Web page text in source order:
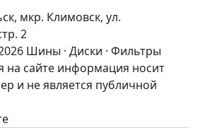
мкр. Климовск, ул.
2
Шины · Диски · Фильтры
на сайте информация носит
и не является публичной